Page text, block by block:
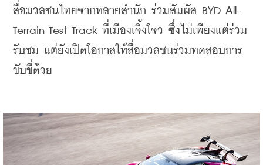
สื่อมวลชนไทยจากหลายสำนัก ร่วมสัมผัส BYD All-
Terrain Test Track ที่เมืองเจิ้งโจว ซึ่งไม่เพียงแต่ร่วม
รับชม แต่ยังเปิดโอกาสให้สื่อมวลชนร่วมทดสอบการ
ขับขี่ด้วย